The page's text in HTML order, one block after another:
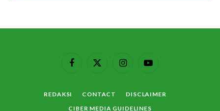
FacebookX
InstagramYouTube
REDAKSI CONTACT
DISCLAIMER
CIBER MEDIA GUIDELINES